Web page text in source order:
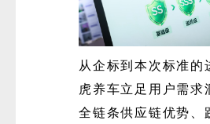
从企标到本次标准的
虎养车立足用户需求
全链条供应链优势、